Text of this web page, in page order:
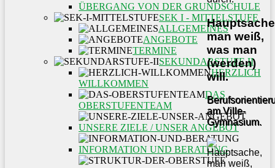
man weiß,
was man
(werden)
will.
am Ville-
Gymnasium.
ÜBERGANG VON DER GRUNDSCHULE
SEK I - MITTELSTUFE
ALLGEMEINES
ANGEBOTE
TERMINE
SEKUNDARSTUFE II
HERZLICH
WILLKOMMEN
DAS
OBERSTUFENTEAM
UNSERE ZIELE / UNSER ANGEBOT
INFORMATION UND BERATUNG